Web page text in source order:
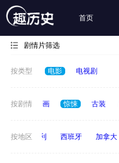
首页
剧情片筛选
按类型 电影 电视剧
按剧情
悬疑 动画 惊悚 古装
按地区
度 意大利 西班牙 加拿大